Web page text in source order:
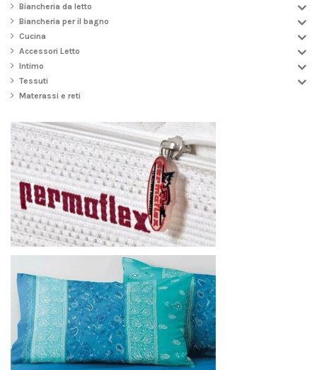
Biancheria da letto
Biancheria per il bagno
Cucina
Accessori Letto
Intimo
Tessuti
Materassi e reti